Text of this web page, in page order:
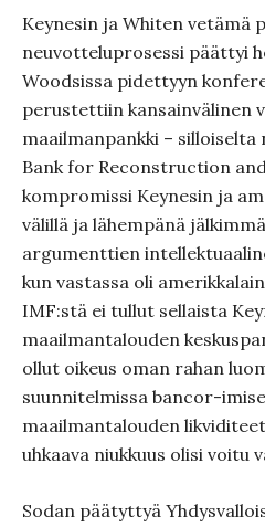
Keynesin ja Whiten vetämä
neuvotteluprosessi päättyi
Woodsissa pidettyyn
perustettiin kansainvälinen
maailmanpankki –
Bank for Reconstruction
kompromissi Keynesin ja
välillä ja lähempänä
argumenttien
kun vastassa oli
IMF:stä ei tullut sellaista
maailmantalouden
ollut oikeus oman rahan
suunnitelmissa bancor-
maailmantalouden
uhkaava niukkuus olisi voitu
Sodan päätyttyä